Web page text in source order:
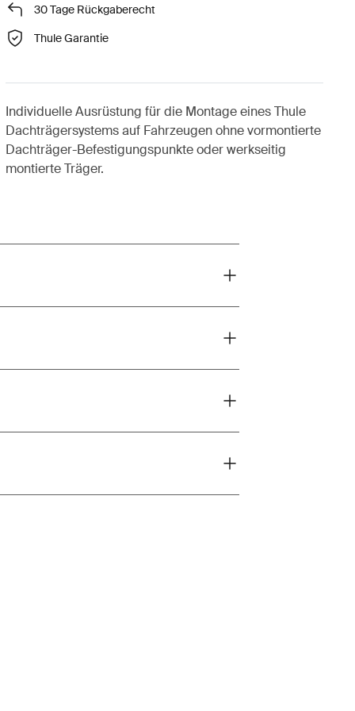
30 Tage Rückgaberecht
Thule Garantie
Individuelle Ausrüstung für die Montage eines Thule
Dachträgersystems auf Fahrzeugen ohne vormontierte
Dachträger-Befestigungspunkte oder werkseitig
montierte Träger.